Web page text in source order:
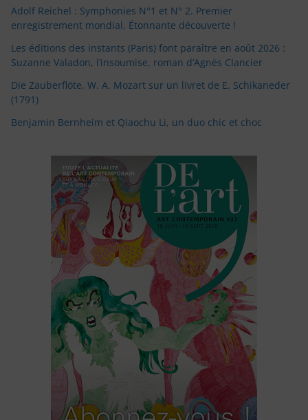
Adolf Reichel : Symphonies N°1 et N° 2. Premier
enregistrement mondial, Étonnante découverte !
Les éditions des instants (Paris) font paraître en août 2026 :
Suzanne Valadon, l’insoumise, roman d’Agnès Clancier
Die Zauberflöte, W. A. Mozart sur un livret de E. Schikaneder
(1791)
Benjamin Bernheim et Qiaochu Li, un duo chic et choc